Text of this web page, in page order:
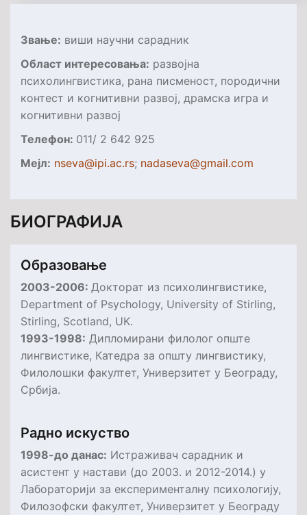
Звање: виши научни сарадник
Oбласт интересовања: развојна
психолингвистика, рана писменост, породични
контест и когнитивни развој, драмска игра и
когнитивни развој
Телефон: 011/ 2 642 925
Мejл: nseva@ipi.ac.rs; nadaseva@gmail.com
БИОГРАФИЈА
Образовање
2003-2006: Докторат из психолингвистике,
Department of Psychology, University of Stirling,
Stirling, Scotland, UK.
1993-1998: Дипломирани филолог опште
лингвистике, Катедра за општу лингвистику,
Филолошки факултет, Универзитет у Београду,
Србија.
Радно искуство
1998-до данас: Истраживач сарадник и
асистент у настави (до 2003. и 2012-2014.) у
Лабораторији за експерименталну психологију,
Филозофски факултет, Универзитет у Београду